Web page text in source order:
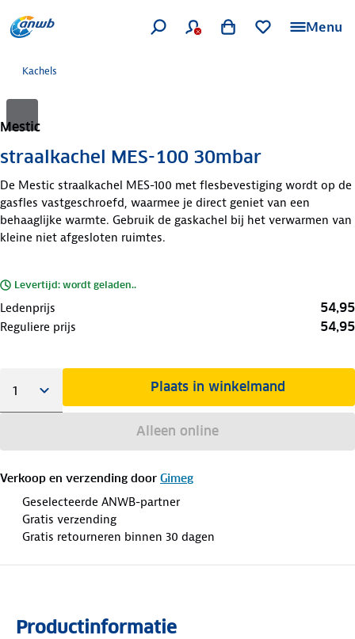
Menu
Kachels
Mestic
straalkachel MES-100 30mbar
De Mestic straalkachel MES-100 met flesbevestiging wordt op de
gasfles vastgeschroefd, waarmee je direct geniet van een
behaaglijke warmte. Gebruik de gaskachel bij het verwarmen van
kleine niet afgesloten ruimtes.
Levertijd: wordt geladen..
Ledenprijs 54,95
Reguliere prijs 54,95
Plaats in winkelmand
Alleen online
Verkoop en verzending door Gimeg
Geselecteerde ANWB-partner
Gratis verzending
Gratis retourneren binnen 30 dagen
Productinformatie